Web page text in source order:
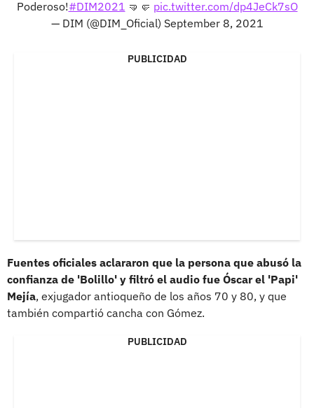
Poderoso!#DIM2021 🤜🤛 pic.twitter.com/dp4JeCk7sO
— DIM (@DIM_Oficial) September 8, 2021
PUBLICIDAD
Fuentes oficiales aclararon que la persona que abusó la
confianza de 'Bolillo' y filtró el audio fue Óscar el 'Papi'
Mejía, exjugador antioqueño de los años 70 y 80, y que
también compartió cancha con Gómez.
PUBLICIDAD